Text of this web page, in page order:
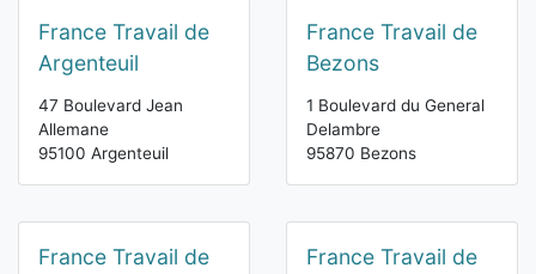
France Travail de
Argenteuil
47 Boulevard Jean
Allemane
95100 Argenteuil
France Travail de
Bezons
1 Boulevard du General
Delambre
95870 Bezons
France Travail de
France Travail de